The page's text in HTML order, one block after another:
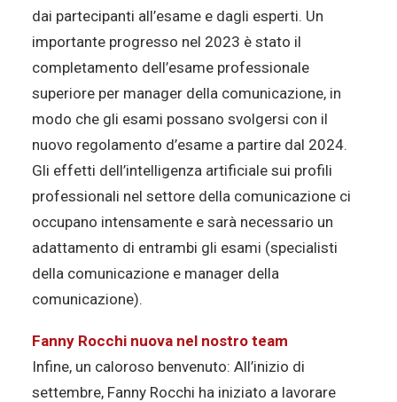
dai partecipanti all’esame e dagli esperti. Un
importante progresso nel 2023 è stato il
completamento dell’esame professionale
superiore per manager della comunicazione, in
modo che gli esami possano svolgersi con il
nuovo regolamento d’esame a partire dal 2024.
Gli effetti dell’intelligenza artificiale sui profili
professionali nel settore della comunicazione ci
occupano intensamente e sarà necessario un
adattamento di entrambi gli esami (specialisti
della comunicazione e manager della
comunicazione).
Fanny Rocchi nuova nel nostro team
Infine, un caloroso benvenuto: All’inizio di
settembre, Fanny Rocchi ha iniziato a lavorare